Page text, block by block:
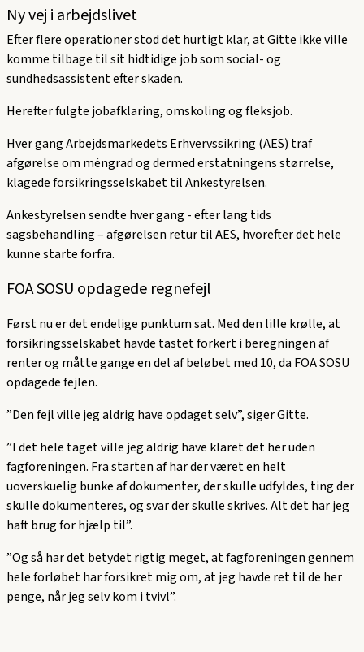
Ny vej i arbejdslivet
Efter flere operationer stod det hurtigt klar, at Gitte ikke ville
komme tilbage til sit hidtidige job som social- og
sundhedsassistent efter skaden.
Herefter fulgte jobafklaring, omskoling og fleksjob.
Hver gang Arbejdsmarkedets Erhvervssikring (AES) traf
afgørelse om méngrad og dermed erstatningens størrelse,
klagede forsikringsselskabet til Ankestyrelsen.
Ankestyrelsen sendte hver gang - efter lang tids
sagsbehandling – afgørelsen retur til AES, hvorefter det hele
kunne starte forfra.
FOA SOSU opdagede regnefejl
Først nu er det endelige punktum sat. Med den lille krølle, at
forsikringsselskabet havde tastet forkert i beregningen af
renter og måtte gange en del af beløbet med 10, da FOA SOSU
opdagede fejlen.
”Den fejl ville jeg aldrig have opdaget selv”, siger Gitte.
”I det hele taget ville jeg aldrig have klaret det her uden
fagforeningen. Fra starten af har der været en helt
uoverskuelig bunke af dokumenter, der skulle udfyldes, ting der
skulle dokumenteres, og svar der skulle skrives. Alt det har jeg
haft brug for hjælp til”.
”Og så har det betydet rigtig meget, at fagforeningen gennem
hele forløbet har forsikret mig om, at jeg havde ret til de her
penge, når jeg selv kom i tvivl”.